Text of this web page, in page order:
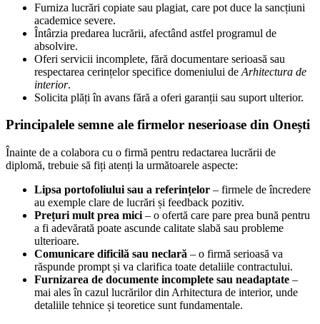
Furniza lucrări copiate sau plagiat, care pot duce la sancțiuni
academice severe.
Întârzia predarea lucrării, afectând astfel programul de
absolvire.
Oferi servicii incomplete, fără documentare serioasă sau
respectarea cerințelor specifice domeniului de Arhitectura de
interior.
Solicita plăți în avans fără a oferi garanții sau suport ulterior.
Principalele semne ale firmelor neserioase din Onești
Înainte de a colabora cu o firmă pentru redactarea lucrării de
diplomă, trebuie să fiți atenți la următoarele aspecte:
Lipsa portofoliului sau a referințelor – firmele de încredere
au exemple clare de lucrări și feedback pozitiv.
Prețuri mult prea mici – o ofertă care pare prea bună pentru
a fi adevărată poate ascunde calitate slabă sau probleme
ulterioare.
Comunicare dificilă sau neclară – o firmă serioasă va
răspunde prompt și va clarifica toate detaliile contractului.
Furnizarea de documente incomplete sau neadaptate –
mai ales în cazul lucrărilor din Arhitectura de interior, unde
detaliile tehnice și teoretice sunt fundamentale.